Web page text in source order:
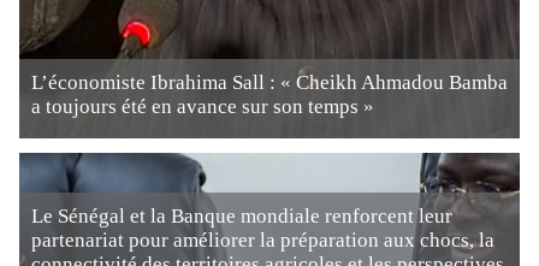
L’économiste Ibrahima Sall : « Cheikh Ahmadou Bamba
a toujours été en avance sur son temps »
Le Sénégal et la Banque mondiale renforcent leur
partenariat pour améliorer la préparation aux chocs, la